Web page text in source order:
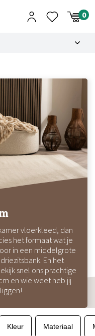
vloerkleed, dan
het formaat wat je
in een middelgrote
En het
snel ons prachtige
en wie weet heb jij
Kleur Materiaal